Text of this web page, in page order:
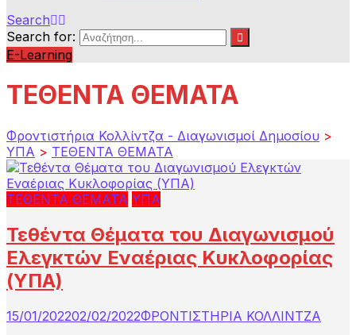
Search
Search for:
E-Learning
ΤΕΘΕΝΤΑ ΘΕΜΑΤΑ
Φροντιστήρια Κολλίντζα - Διαγωνισμοί Δημοσίου >
ΥΠΑ > ΤΕΘΕΝΤΑ ΘΕΜΑΤΑ
ΤΕΘΕΝΤΑ ΘΕΜΑΤΑ ΥΠΑ
Τεθέντα Θέματα του Διαγωνισμού
Ελεγκτών Εναέριας Κυκλοφορίας
(ΥΠΑ)
15/01/202202/02/2022ΦΡΟΝΤΙΣΤΗΡΙΑ ΚΟΛΛΙΝΤΖΑ